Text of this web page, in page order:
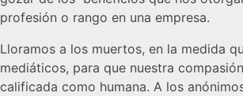
profesión o rango en una empresa.
Lloramos a los muertos, en la medida
mediáticos, para que nuestra
calificada como humana. A los